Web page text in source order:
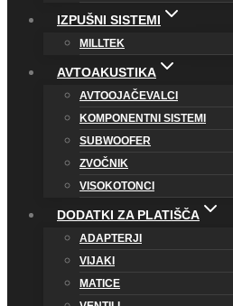
IZPUŠNI SISTEMI
MILLTEK
AVTOAKUSTIKA
AVTOOJAČEVALCI
KOMPONENTNI SISTEMI
SUBWOOFER
ZVOČNIK
VISOKOTONCI
DODATKI ZA PLATIŠČA
ADAPTERJI
VIJAKI
MATICE